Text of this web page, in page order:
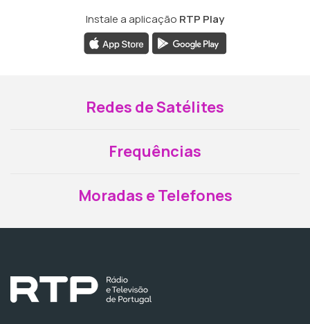
Instale a aplicação RTP Play
Redes de Satélites
Frequências
Moradas e Telefones